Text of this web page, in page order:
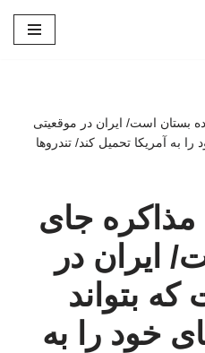
بستان است/ ایران در موقعیتی
به آمریکا تحمیل کند/ تندروها
جای
ایران در
بتواند
خود را به